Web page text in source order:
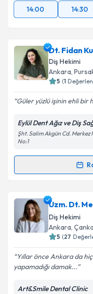
14:00 14:30
Dt. Fidan
Diş Hekimi
Ankara,
5 (1
Güler yüzlü işinin ehli bir
Eylül Dent Ağız ve Diş
Şht. Salim Akgün Cd. Merkez
No:1
Randevu
Dt. Fidan
oluşturun. Size bu
takvim
E-posta Adresiniz
Kişisel
Uzm. Dt.
Diş Hekimi
Ankara,
5 (27
Yıllar önce Ankara da
yapamadığı damak...
Art&Smile Dental Clinic